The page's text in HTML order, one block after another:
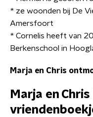
* ze woonden bij De
Amersfoort
* Cornelis heeft van
Berkenschool in
Marja en Chris
Marja en Chris